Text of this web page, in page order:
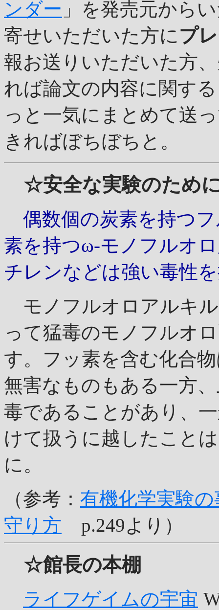
ンダー 」を発売元から
寄せいただいた方にプ
報お送りいただいた方
れば論文の内容に関す
っと一気にまとめて送
きればぼちぼちと。
☆安全な実験のため
偶数個の炭素を持つ
素を持つω-モノフルオ
チレンなどは強い毒性
モノフルオロアルキ
って猛毒のモノフルオ
す。フッ素を含む化合
無害なものもある一方
毒であることがあり、
けて扱うに越したこと
に。
（参考： 有機化学実験
守り方 p.249より）
☆館長の本棚
ライフゲイムの宇宙